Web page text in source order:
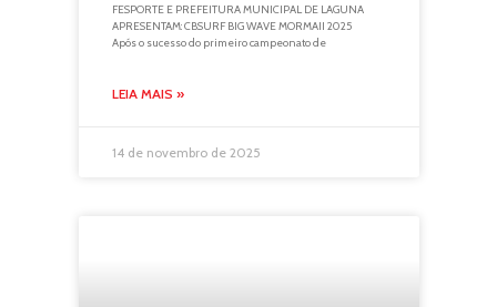
FESPORTE E PREFEITURA MUNICIPAL DE LAGUNA
APRESENTAM: CBSURF BIG WAVE MORMAII 2025
Após o sucesso do primeiro campeonato de
LEIA MAIS »
14 de novembro de 2025